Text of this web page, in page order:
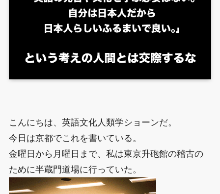
こんにちは、英語文化人類学ショーンだ。
今日は京都でこれを書いている。
金曜日から月曜日まで、私は東京升砲館の稽古の
ために半蔵門道場に行っていた。